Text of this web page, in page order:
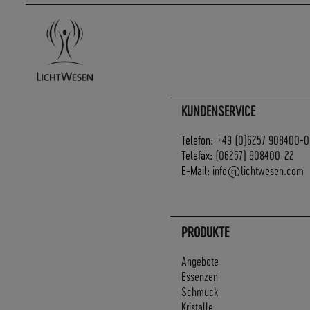
KUNDENSERVICE
Telefon: +49 (0)6257 908400-0
Telefax: (06257) 908400-22
E-Mail: info@lichtwesen.com
PRODUKTE
Angebote
Essenzen
Schmuck
Kristalle